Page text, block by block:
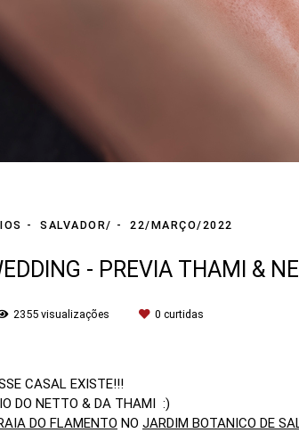
SALVADOR/ 22/MARÇO/2022
- PREVIA THAMI &
2355 visualizações 0 curtidas
CASAL EXISTE!!!
DO NETTO & DA THAMI :)
DO FLAMENTO NO JARDIM BOTANICO DE